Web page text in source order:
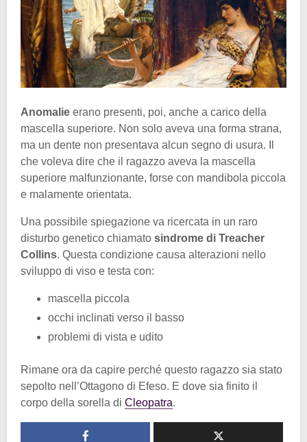
Anomalie erano presenti, poi, anche a carico della
mascella superiore. Non solo aveva una forma strana,
ma un dente non presentava alcun segno di usura. Il
che voleva dire che il ragazzo aveva la mascella
superiore malfunzionante, forse con mandibola piccola
e malamente orientata.
Una possibile spiegazione va ricercata in un raro
disturbo genetico chiamato sindrome di Treacher
Collins. Questa condizione causa alterazioni nello
sviluppo di viso e testa con:
mascella piccola
occhi inclinati verso il basso
problemi di vista e udito
Rimane ora da capire perché questo ragazzo sia stato
sepolto nell’Ottagono di Efeso. E dove sia finito il
corpo della sorella di Cleopatra.